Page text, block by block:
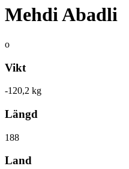
Mehdi Abadli
o
Vikt
-120,2 kg
Längd
188
Land